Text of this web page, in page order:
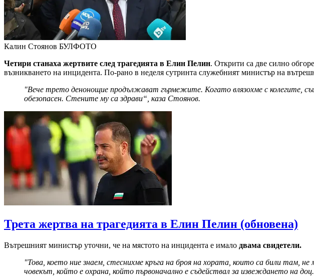
Калин Стоянов БУЛФОТО
Четири станаха жертвите след трагедията в Елин Пелин. Открити са две силно
възникването на инцидента. По-рано в неделя сутринта служебният министър на
"Вече трето денонощие продължават гърмежите. Когато влязохме с колегите,
обезопасен. Стените му са здрави“, каза Стоянов.
Трета жертва на трагедията в Елин Пелин (обновена)
Вътрешният министър уточни, че на мястото на инцидента е имало двама свидетели.
"Това, което ние знаем, стеснихме кръга на броя на хората, които са били там,
човекът, който е охрана, който първоначално е съдействал за извеждането на